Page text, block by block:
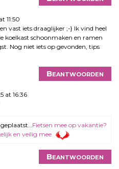
11:50
vast iets draaglijker ;-} Ik vind heel
koelkast schoonmaken en ramen
Nog niet iets op gevonden, tips
Beantwoorden
at 16:36
Fietsen mee op vakantie?
en veilig mee
Beantwoorden